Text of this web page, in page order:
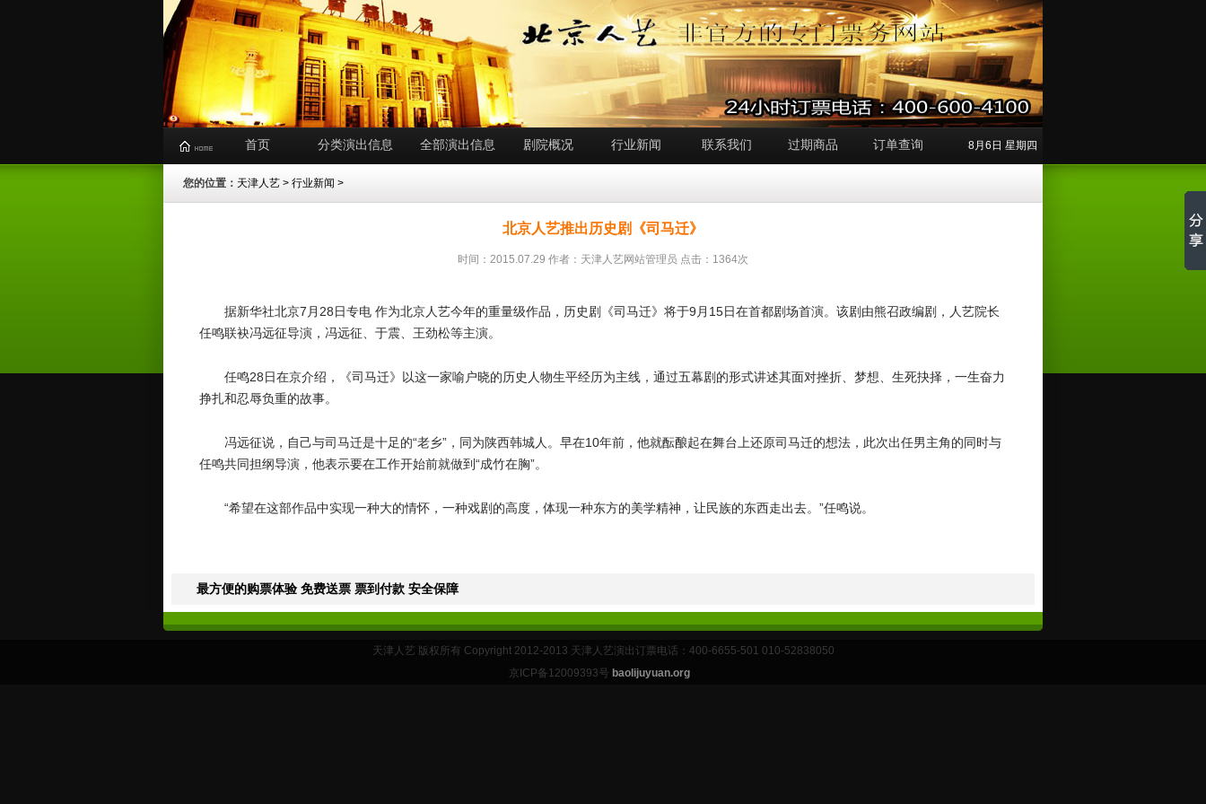
首页 分类演出信息 全部演出信息 剧院概况 行业新闻 联系我们 过期商品 订单查询 8月6日 星期四
您的位置： 天津人艺 > 行业新闻 >
北京人艺推出历史剧《司马迁》
时间：2015.07.29 作者：天津人艺网站管理员 点击：1364次
据新华社北京7月28日专电 作为北京人艺今年的重量级作品，历史剧《司马迁》将于9月15日在首都剧场首演。该剧由熊召政编剧，人艺院长
任鸣联袂冯远征导演，冯远征、于震、王劲松等主演。
任鸣28日在京介绍，《司马迁》以这一家喻户晓的历史人物生平经历为主线，通过五幕剧的形式讲述其面对挫折、梦想、生死抉择，一生奋力
挣扎和忍辱负重的故事。
冯远征说，自己与司马迁是十足的“老乡”，同为陕西韩城人。早在10年前，他就酝酿起在舞台上还原司马迁的想法，此次出任男主角的同时与
任鸣共同担纲导演，他表示要在工作开始前就做到“成竹在胸”。
“希望在这部作品中实现一种大的情怀，一种戏剧的高度，体现一种东方的美学精神，让民族的东西走出去。”任鸣说。
最方便的购票体验 免费送票 票到付款 安全保障
天津人艺 版权所有 Copyright 2012-2013 天津人艺演出订票电话：400-6655-501 010-52838050
京ICP备12009393号 baolijuyuan.org